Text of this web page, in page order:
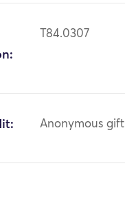
T84.0307
Anonymous gift